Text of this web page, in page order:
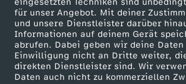
eingesetzten Techniken sind
für unser Angebot. Mit deiner
und unsere Dienstleister darüber
Informationen auf deinem Gerät
abrufen. Dabei geben wir deine Daten
Einwilligung nicht an Dritte weiter,
direkten Dienstleister sind. Wir
Daten auch nicht zu kommerziellen
Mehr ZDF
ZDF-Apps
Smart TV
ZDFtext
Service
ZDFmitreden
Kontakt zum
Tickets